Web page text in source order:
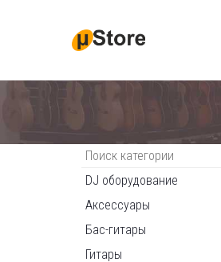
Каталог
DJ оборудование
Аксессуары
Бас-гитары
Гитары